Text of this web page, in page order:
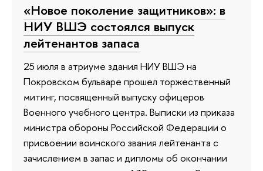
«Новое поколение защитников»: в
НИУ ВШЭ состоялся выпуск
лейтенантов запаса
25 июля в атриуме здания НИУ ВШЭ на
Покровском бульваре прошел торжественный
митинг, посвященный выпуску офицеров
Военного учебного центра. Выписки из приказа
министра обороны Российской Федерации о
присвоении воинского звания лейтенанта с
зачислением в запас и дипломы об окончании